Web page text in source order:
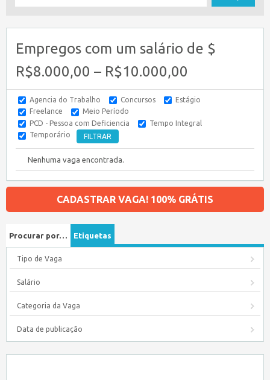
Empregos com um salário de $
R$8.000,00 – R$10.000,00
Agencia do Trabalho Concursos
Estágio
Freelance
Meio Período
PCD - Pessoa com Deficiencia
Tempo Integral
Temporário
Nenhuma vaga encontrada.
CADASTRAR VAGA! 100% GRÁTIS
Procurar por… Etiquetas
Tipo de Vaga
Salário
Categoria da Vaga
Data de publicação